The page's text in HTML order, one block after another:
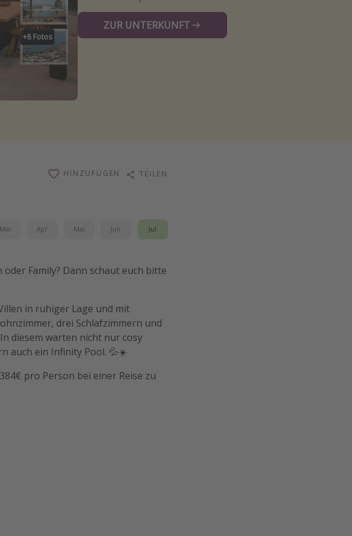
+8 Fotos
ZUR UNTERKUNFT
HINZUFÜGEN TEILEN
Mär Apr Mai Jun Jul
Family? Dann schaut euch bitte
in ruhiger Lage und mit
drei Schlafzimmern und
diesem warten nicht nur cosy
auch ein Infinity Pool. 💦☀️
pro Person bei einer Reise zu